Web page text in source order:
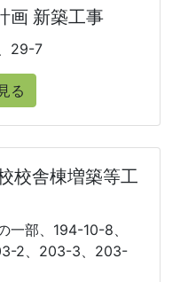
画 新築工事
29-7
る
校舎棟増築等工
一部、194-10-8、
2、203-3、203-